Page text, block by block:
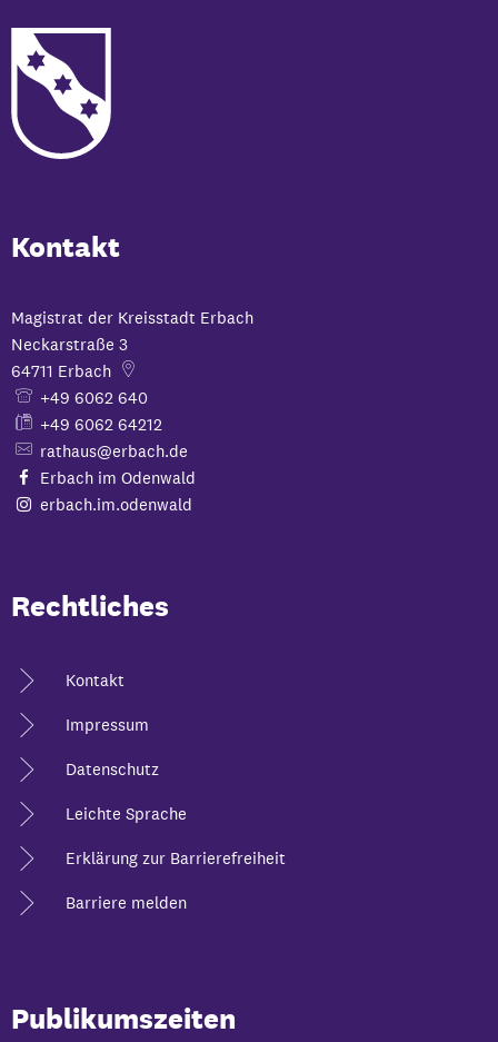
Kontakt
Magistrat der Kreisstadt Erbach
Neckarstraße 3
64711 Erbach
+49 6062 640
+49 6062 64212
rathaus@erbach.de
Erbach im Odenwald
erbach.im.odenwald
Rechtliches
Kontakt
Impressum
Datenschutz
Leichte Sprache
Erklärung zur Barrierefreiheit
Barriere melden
Publikumszeiten